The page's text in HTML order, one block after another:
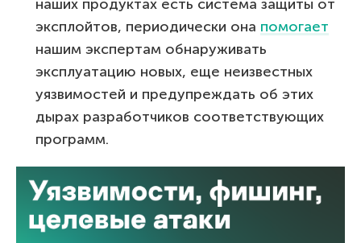
наших продуктах есть система защиты от
эксплойтов, периодически она помогает
нашим экспертам обнаруживать
эксплуатацию новых, еще неизвестных
уязвимостей и предупреждать об этих
дырах разработчиков соответствующих
программ.